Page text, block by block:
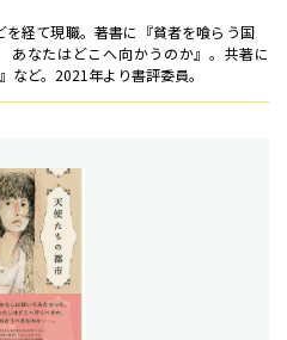
を経て現職。著書に『貧者を喰らう国
なたはどこへ向かうのか』。共著に
ど。2021年より書評委員。